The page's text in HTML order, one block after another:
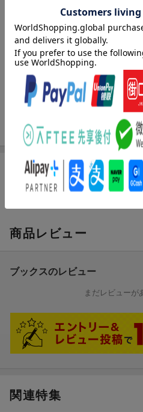
紙／布団の中の高論卓説／小布施
著者情報（「BOOK」デー
田井郁久雄（タイカクオ）
東京教育大学卒。岡山市立図書館
トルダム清心女子大学、岡山大学
在、広島女学院大学准教授（本デ
時に掲載されていたものです）
商品レビュー
ブックスのレビュー
まだレビューが
関連特集